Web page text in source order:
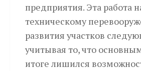
предприятия. Эта работа
техническому
развития участков
учитывая то, что
итоге лишился